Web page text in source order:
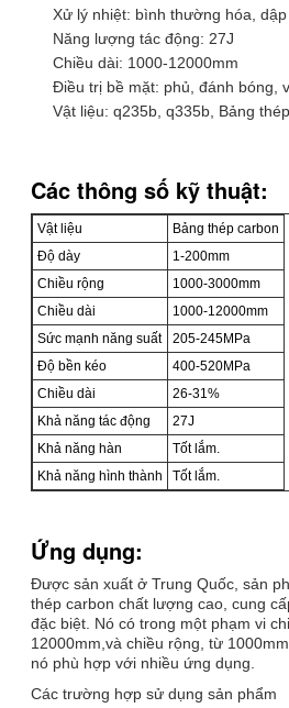
Xử lý nhiệt: bình thường hóa,
Năng lượng tác động: 27J
Chiều dài: 1000-12000mm
Điều trị bề mặt: phủ, đánh bóng,
Vật liệu: q235b, q335b, Bảng
Các thông số kỹ thuật:
Vật liệu
Bảng thép carbon
Độ dày
1-200mm
Chiều rộng
1000-3000mm
Chiều dài
1000-12000mm
Sức mạnh năng suất
205-245MPa
Độ bền kéo
400-520MPa
Chiều dài
26-31%
Khả năng tác động
27J
Khả năng hàn
Tốt lắm.
Khả năng hình thành
Tốt lắm.
Ứng dụng:
Được sản xuất ở Trung Quốc, sản
thép carbon chất lượng cao, cung
đặc biệt. Nó có trong một phạm vi
12000mm,và chiều rộng, từ
nó phù hợp với nhiều ứng dụng.
Các trường hợp sử dụng sản phẩm